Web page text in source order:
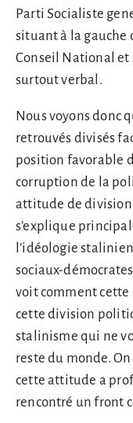
Parti Socialiste
situant à la gauche
Conseil National
surtout verbal.
Nous voyons donc
retrouvés divisés
position favorable
corruption de la
attitude de division
s’explique
l’idéologie
sociaux-
voit comment cette
cette division
stalinisme qui ne
reste du monde.
cette attitude a
rencontré un front